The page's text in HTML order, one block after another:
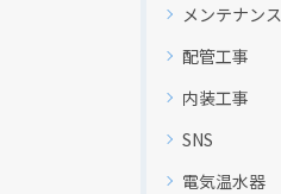
メンテナンス
配管工事
内装工事
SNS
電気温水器